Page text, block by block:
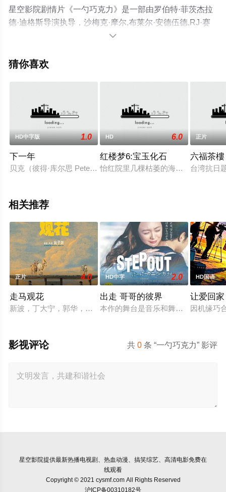
星空影院剧情片《一勺巧克力》是一部由罗伯特·菲茨杰拉
德·迪格斯导演执导，沙梅克·摩尔,布莱尔·安德伍德,RJ·赛
勒,迈克尔·哈尔尼,帕丽斯·杰克逊,艾默莉·克鲁奇菲尔
观看高清无删减完整版电影就上星空影视，更多剧情信息

猜你喜欢
HD中字版 1.0
下一年
贝克（彼得·库尔思 Peter Kurth 饰）曾经失手杀死了富翁达汉姆
HD 6.0
红楼梦6:宝玉化石
怡红院里几棵枯萎的海棠，忽然开出
正片
六福茶樓
台湾抗日
相关推荐
正片 4.0
走马观花
新波，丁大宁，郭华，程一木他们毕业于同一所大学。他们和
HD中字 2.0
出走 哥哥的彼界
本作的舞台是音乐和舞蹈融入生活的
HD国语
让爱回家
因机缘巧
共0 条 “一勺巧克力” 影评
影视评论
星空影院提供最新热播电视剧、热血动漫、搞笑综艺、高清电影免费在
线观看
Copyright © 2021 cysmf.com All Rights Reserved
沪ICP备00310182号